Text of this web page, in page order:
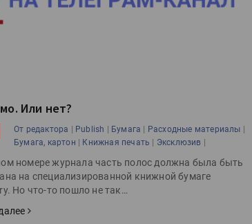
Или нет?
От редактора | Publish | Бумага | Расходные материалы |
Бумага, картон | Книжная печать | Эксклюзив |
номере журнала часть полос должна была быть
на специализированной книжной бумаге
Но что-то пошло не так…